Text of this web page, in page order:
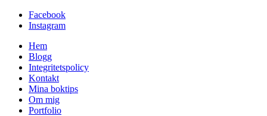
Facebook
Instagram
Hem
Blogg
Integritetspolicy
Kontakt
Mina boktips
Om mig
Portfolio